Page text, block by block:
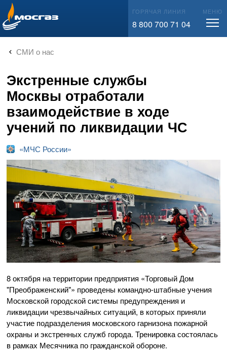
info@mos-gaz.ru ГОРЯЧАЯ ЛИНИЯ
8 800 700 71 04
МЕНЮ
СМИ о нас
Экстренные службы
Москвы отработали
взаимодействие в ходе
учений по ликвидации ЧС
«МЧС России»
8 октября на территории предприятия «Торговый Дом
"Преображенский"» проведены командно-штабные учения
Московской городской системы предупреждения и
ликвидации чрезвычайных ситуаций, в которых приняли
участие подразделения московского гарнизона пожарной
охраны и экстренных служб города. Тренировка состоялась
в рамках Месячника по гражданской обороне.